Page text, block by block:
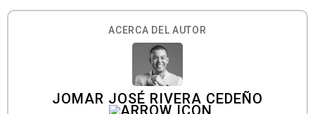
ACERCA DEL AUTOR
JOMAR JOSÉ RIVERA CEDEÑO